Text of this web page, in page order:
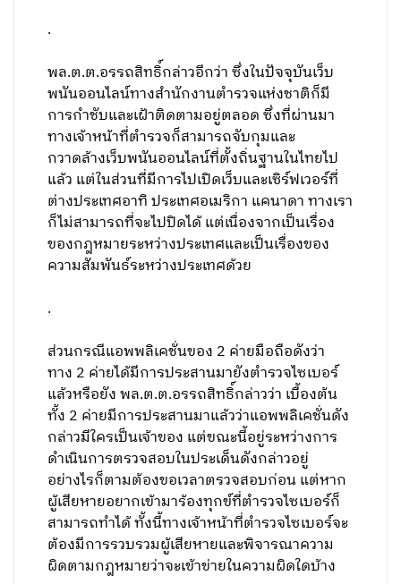
.
พล.ต.ต.อรรถสิทธิ์กล่าวอีกว่า ซึ่งในปัจจุบันเว็บ
พนันออนไลน์ทางสำนักงานตำรวจแห่งชาติก็มี
การกำชับและเฝ้าติดตามอยู่ตลอด ซึ่งที่ผ่านมา
ทางเจ้าหน้าที่ตำรวจก็สามารถจับกุมและ
กวาดล้างเว็บพนันออนไลน์ที่ตั้งถิ่นฐานในไทยไป
แล้ว แต่ในส่วนที่มีการไปเปิดเว็บและเซิร์ฟเวอร์ที่
ต่างประเทศอาทิ ประเทศอเมริกา แคนาดา ทางเรา
ก็ไม่สามารถที่จะไปปิดได้ แต่เนื่องจากเป็นเรื่อง
ของกฎหมายระหว่างประเทศและเป็นเรื่องของ
ความสัมพันธ์ระหว่างประเทศด้วย
.
ส่วนกรณีแอพพลิเคชั่นของ 2 ค่ายมือถือดังว่า
ทาง 2 ค่ายได้มีการประสานมายังตำรวจไซเบอร์
แล้วหรือยัง พล.ต.ต.อรรถสิทธิ์กล่าวว่า เบื้องต้น
ทั้ง 2 ค่ายมีการประสานมาแล้วว่าแอพพลิเคชั่นดัง
กล่าวมีใครเป็นเจ้าของ แต่ขณะนี้อยู่ระหว่างการ
ดำเนินการตรวจสอบในประเด็นดังกล่าวอยู่
อย่างไรก็ตามต้องขอเวลาตรวจสอบก่อน แต่หาก
ผู้เสียหายอยากเข้ามาร้องทุกข์ที่ตำรวจไซเบอร์ก็
สามารถทำได้ ทั้งนี้ทางเจ้าหน้าที่ตำรวจไซเบอร์จะ
ต้องมีการรวบรวมผู้เสียหายและพิจารณาความ
ผิดตามกฎหมายว่าจะเข้าข่ายในความผิดใดบ้าง